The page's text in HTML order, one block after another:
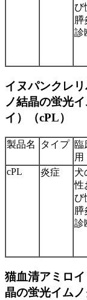
び
膵
診
イヌパンクレ
ノ結晶の蛍光
イ）（cPL）
製品名 タイプ 臨
用
cPL 炎症
犬
性
び
膵
診
猫血清アミロ
晶の蛍光イム